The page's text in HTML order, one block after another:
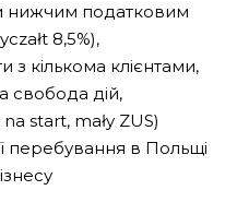
нижчим податковим
8,5%),
з кількома клієнтами,
свобода дій,
start, mały ZUS)
перебування в Польщі